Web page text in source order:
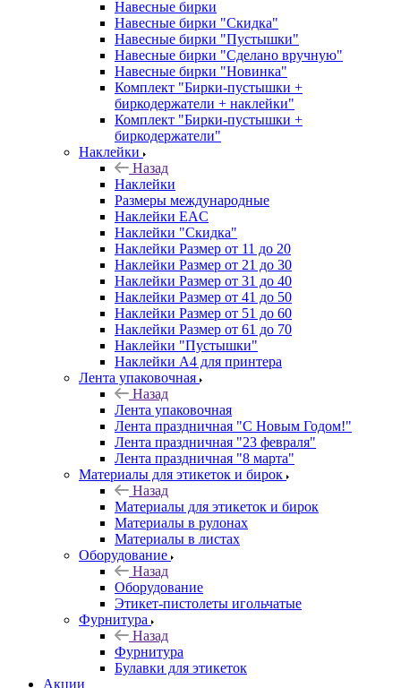
Навесные бирки
Навесные бирки "Скидка"
Навесные бирки "Пустышки"
Навесные бирки "Сделано вручную"
Навесные бирки "Новинка"
Комплект "Бирки-пустышки +
биркодержатели + наклейки"
Комплект "Бирки-пустышки +
биркодержатели"
Наклейки
Назад
Наклейки
Размеры международные
Наклейки EAC
Наклейки "Скидка"
Наклейки Размер от 11 до 20
Наклейки Размер от 21 до 30
Наклейки Размер от 31 до 40
Наклейки Размер от 41 до 50
Наклейки Размер от 51 до 60
Наклейки Размер от 61 до 70
Наклейки "Пустышки"
Наклейки А4 для принтера
Лента упаковочная
Назад
Лента упаковочная
Лента праздничная "С Новым Годом!"
Лента праздничная "23 февраля"
Лента праздничная "8 марта"
Материалы для этикеток и бирок
Назад
Материалы для этикеток и бирок
Материалы в рулонах
Материалы в листах
Оборудование
Назад
Оборудование
Этикет-пистолеты игольчатые
Фурнитура
Назад
Фурнитура
Булавки для этикеток
Акции